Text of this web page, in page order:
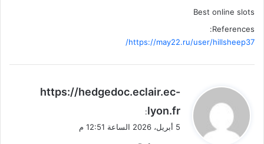
Best online slots
References:
https://may22.ru/user/hillsheep37/
و
ل
https://hedgedoc.eclair.ec-
lyon.fr
:
5 أبريل، 2026 الساعة 12:51 م